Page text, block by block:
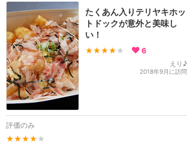
たくあん入りテリヤキホッ
トドックが意外と美味し
い！
★★★★ ★ 6
えり♪
2018年9月に訪問
評価のみ
★★★★ ★